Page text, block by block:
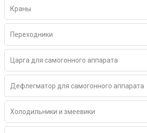
Краны
Переходники
Царга для самогонного аппарата
Дефлегматор для самогонного аппарата
Холодильники и змеевики